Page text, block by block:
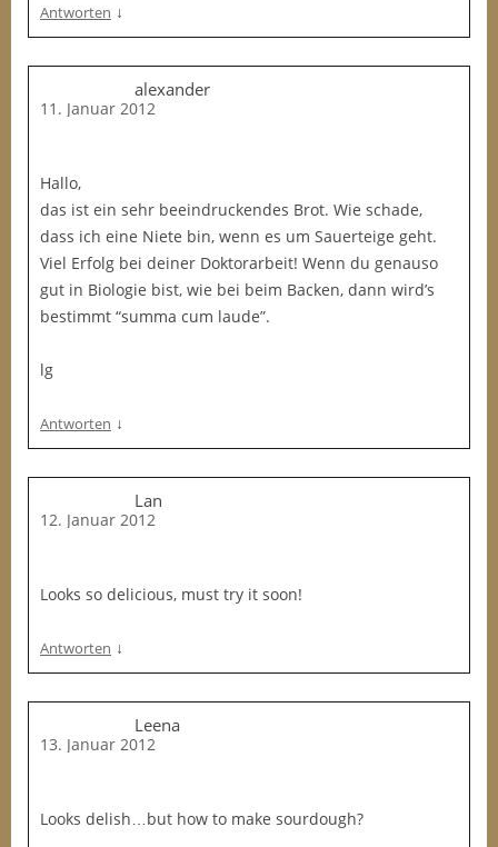
Antworten ↓
alexander
11. Januar 2012
Hallo,
das ist ein sehr beeindruckendes Brot. Wie schade,
dass ich eine Niete bin, wenn es um Sauerteige geht.
Viel Erfolg bei deiner Doktorarbeit! Wenn du genauso
gut in Biologie bist, wie bei beim Backen, dann wird’s
bestimmt “summa cum laude”.
lg
Antworten ↓
Lan
12. Januar 2012
Looks so delicious, must try it soon!
Antworten ↓
Leena
13. Januar 2012
Looks delish…but how to make sourdough?